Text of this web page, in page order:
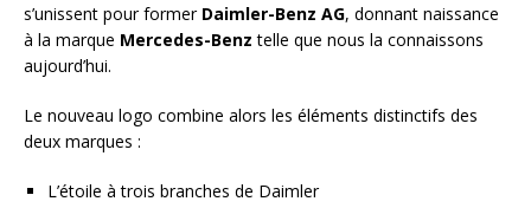
s’unissent pour former Daimler-Benz AG, donnant naissance
à la marque Mercedes-Benz telle que nous la connaissons
aujourd’hui.
Le nouveau logo combine alors les éléments distinctifs des
deux marques :
L’étoile à trois branches de Daimler